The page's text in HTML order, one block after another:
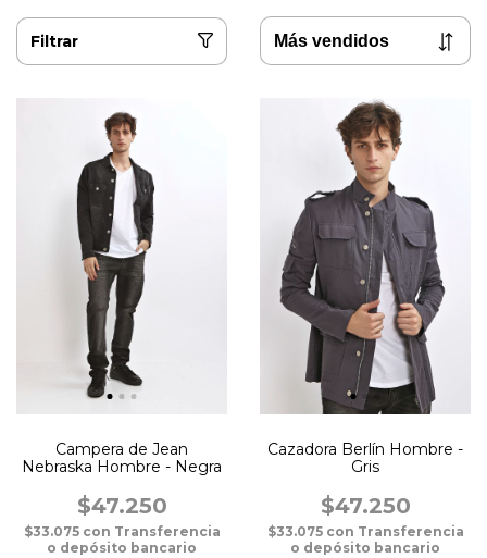
Filtrar
Campera de Jean
Nebraska Hombre - Negra
$47.250
$33.075 con Transferencia
o depósito bancario
Cazadora Berlín Hombre -
Gris
$47.250
$33.075 con Transferencia
o depósito bancario